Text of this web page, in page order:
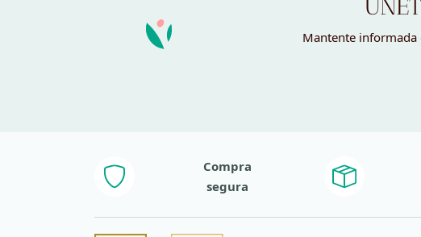
Mantente informada
Compra
segura